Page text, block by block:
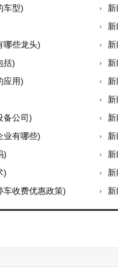
车型)
新
哪些龙头)
括)
应用)
备公司)
业有哪些)
)
)
车收费优惠政策)